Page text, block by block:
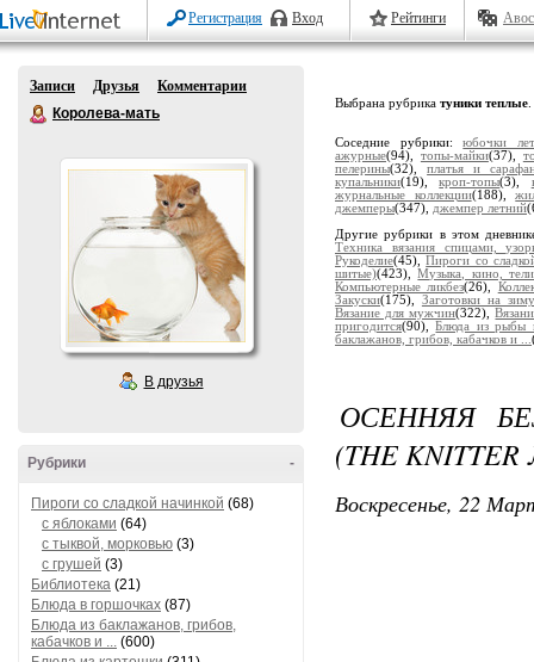
Регистрация Вход Рейтинги
Записи Друзья
Комментарии
Королева-мать
В друзья
-
Рубрики
Пироги со сладкой начинкой (68)
с яблоками (64)
с тыквой, морковью (3)
с грушей (3)
Библиотека (21)
Блюда в горшочках (87)
Блюда из баклажанов, грибов,
кабачков и ... (600)
Выбрана рубрика туники теплые
Соседние рубрики:юбочки
ажурные(94), топы-майки(37),
пелерины(32),платья и
купальники(19),кроп-топы(3),
журнальные коллекции(188),
джемперы(347), джемпер летний
Другие рубрики в этом
Техника вязания спицами,
Рукоделие(45),Пироги со
шитые)(423),Музыка, кино,
Компьютерные ликбез(26),
Закуски(175), Заготовки на зиму
Вязание для мужчин(322),
пригодится(90),Блюда из рыбы
баклажанов, грибов, кабачков и ...
ОСЕННЯЯ
(THE
Воскресенье, 22